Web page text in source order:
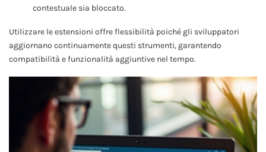
contestuale sia bloccato.
Utilizzare le estensioni offre flessibilità poiché gli sviluppatori
aggiornano continuamente questi strumenti, garantendo
compatibilità e funzionalità aggiuntive nel tempo.